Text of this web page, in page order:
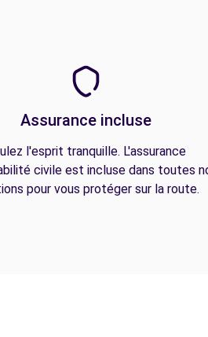
Assurance incluse
l'esprit tranquille. L'assurance
civile est incluse dans toutes
pour vous protéger sur la route.